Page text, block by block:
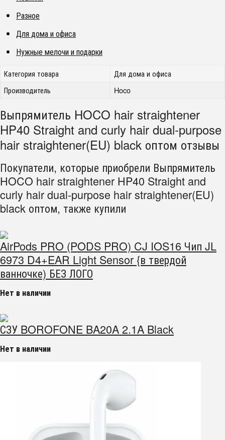
Разное
Для дома и офиса
Нужные мелочи и подарки
Категория товара
Для дома и офиса
Производитель
Hoco
Выпрямитель HOCO hair straightener
HP40 Straight and curly hair dual-purpose
hair straightener(EU) black оптом отзывы
Покупатели, которые приобрели Выпрямитель
HOCO hair straightener HP40 Straight and
curly hair dual-purpose hair straightener(EU)
black оптом, также купили
AirPods PRO (PODS PRO) CJ IOS16 Чип JL
6973 D4+EAR Light Sensor {в твердой
ванночке) БЕЗ ЛОГО
Нет в наличии
СЗУ BOROFONE BA20A 2.1A Black
Нет в наличии